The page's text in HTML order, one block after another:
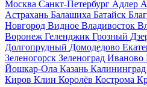
Москва Санкт-Петербург Адлер
Астрахань Балашиха Батайск
Новгород Видное Владивосток
Воронеж Геленджик Грозный
Долгопрудный Домодедово
Зеленогорск Зеленоград Иваново
Йошкар-Ола Казань Калининград
Киров Клин Королёв Кострома